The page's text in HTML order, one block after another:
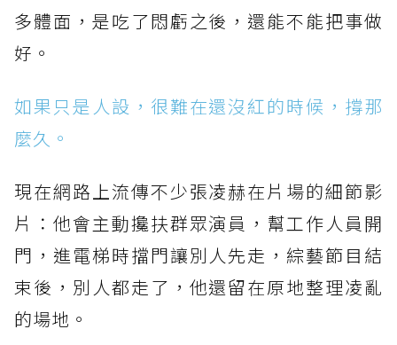
多體面，是吃了悶虧之後，還能不能把事做
好。
如果只是人設，很難在還沒紅的時候，撐那
麼久。
現在網路上流傳不少張凌赫在片場的細節影
片：他會主動攙扶群眾演員，幫工作人員開
門，進電梯時擋門讓別人先走，綜藝節目結
束後，別人都走了，他還留在原地整理凌亂
的場地。